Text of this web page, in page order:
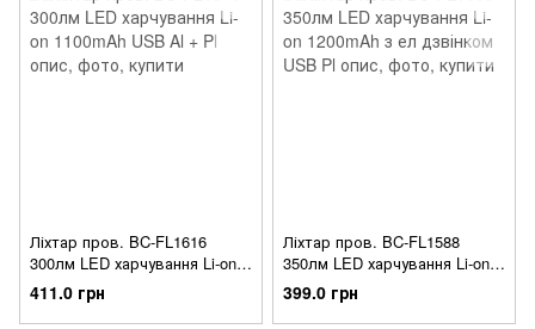
Ліхтар пров. BC-FL1616
300лм LED харчування Li-on
1100mAh USB Al + Pl
411.0 грн
Ліхтар пров. BC-FL1588
350лм LED харчування Li-on
1200mAh з ел дзвінком USB
Pl
399.0 грн